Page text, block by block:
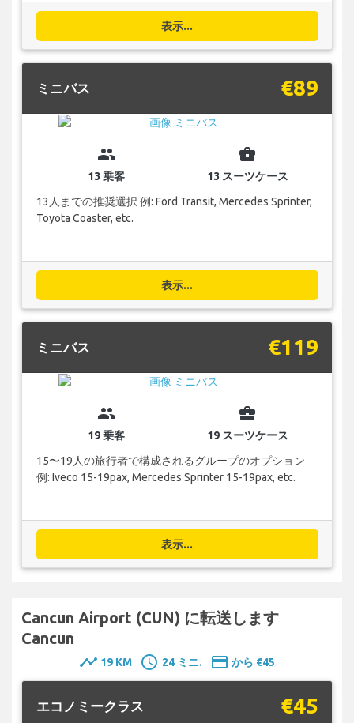
表示...
ミニバス €89
group
13 乗客
business_center
13 スーツケース
13人までの推奨選択 例: Ford Transit, Mercedes Sprinter,
Toyota Coaster, etc.
表示...
ミニバス €119
group
19 乗客
business_center
19 スーツケース
15〜19人の旅行者で構成されるグループのオプション
例: Iveco 15-19pax, Mercedes Sprinter 15-19pax, etc.
表示...
Cancun Airport (CUN) に転送します
Cancun
timeline 19 KM schedule 24 ミニ. payment から €45
エコノミークラス €45